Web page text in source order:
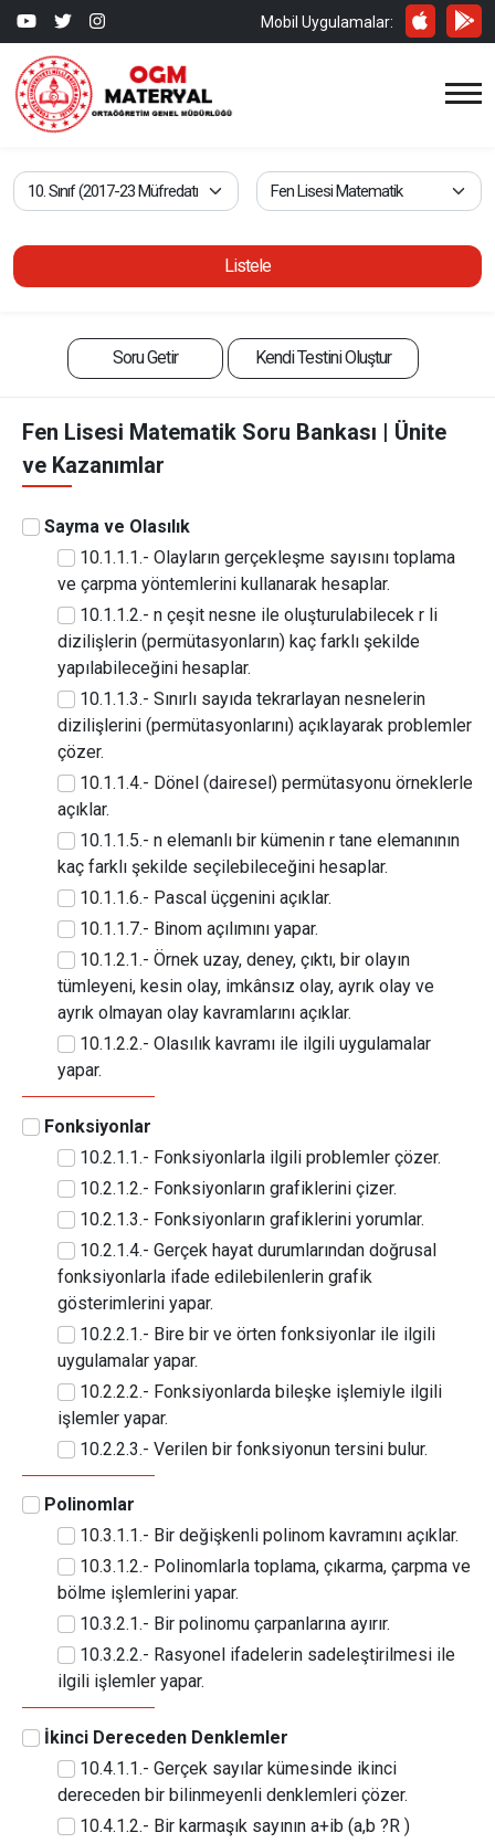
Mobil Uygulamalar:
Listele
Soru Getir Kendi Testini Oluştur
Fen Lisesi Matematik Soru Bankası | Ünite
ve Kazanımlar
Sayma ve Olasılık
10.1.1.1.- Olayların gerçekleşme sayısını toplama
ve çarpma yöntemlerini kullanarak hesaplar.
10.1.1.2.- n çeşit nesne ile oluşturulabilecek r li
dizilişlerin (permütasyonların) kaç farklı şekilde
yapılabileceğini hesaplar.
10.1.1.3.- Sınırlı sayıda tekrarlayan nesnelerin
dizilişlerini (permütasyonlarını) açıklayarak problemler
çözer.
10.1.1.4.- Dönel (dairesel) permütasyonu örneklerle
açıklar.
10.1.1.5.- n elemanlı bir kümenin r tane elemanının
kaç farklı şekilde seçilebileceğini hesaplar.
10.1.1.6.- Pascal üçgenini açıklar.
10.1.1.7.- Binom açılımını yapar.
10.1.2.1.- Örnek uzay, deney, çıktı, bir olayın
tümleyeni, kesin olay, imkânsız olay, ayrık olay ve
ayrık olmayan olay kavramlarını açıklar.
10.1.2.2.- Olasılık kavramı ile ilgili uygulamalar
yapar.
Fonksiyonlar
10.2.1.1.- Fonksiyonlarla ilgili problemler çözer.
10.2.1.2.- Fonksiyonların grafiklerini çizer.
10.2.1.3.- Fonksiyonların grafiklerini yorumlar.
10.2.1.4.- Gerçek hayat durumlarından doğrusal
fonksiyonlarla ifade edilebilenlerin grafik
gösterimlerini yapar.
10.2.2.1.- Bire bir ve örten fonksiyonlar ile ilgili
uygulamalar yapar.
10.2.2.2.- Fonksiyonlarda bileşke işlemiyle ilgili
işlemler yapar.
10.2.2.3.- Verilen bir fonksiyonun tersini bulur.
Polinomlar
10.3.1.1.- Bir değişkenli polinom kavramını açıklar.
10.3.1.2.- Polinomlarla toplama, çıkarma, çarpma ve
bölme işlemlerini yapar.
10.3.2.1.- Bir polinomu çarpanlarına ayırır.
10.3.2.2.- Rasyonel ifadelerin sadeleştirilmesi ile
ilgili işlemler yapar.
İkinci Dereceden Denklemler
10.4.1.1.- Gerçek sayılar kümesinde ikinci
dereceden bir bilinmeyenli denklemleri çözer.
10.4.1.2.- Bir karmaşık sayının a+ib (a,b ?R )